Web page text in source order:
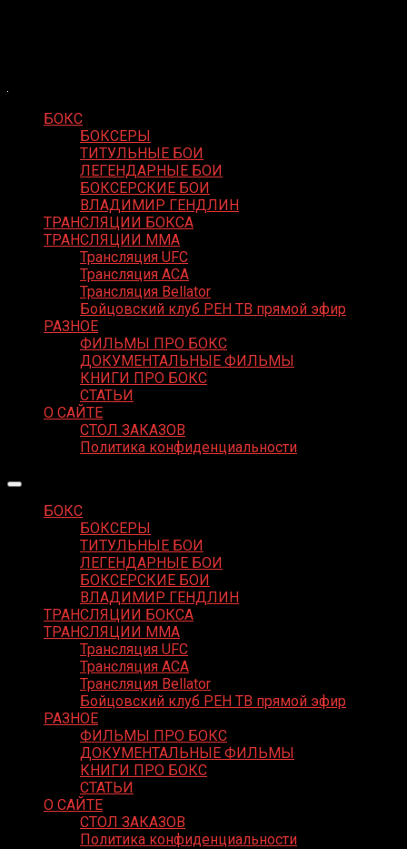
БОКС
БОКСЕРЫ
ТИТУЛЬНЫЕ БОИ
ЛЕГЕНДАРНЫЕ БОИ
БОКСЕРСКИЕ БОИ
ВЛАДИМИР ГЕНДЛИН
ТРАНСЛЯЦИИ БОКСА
ТРАНСЛЯЦИИ MMA
Трансляция UFC
Трансляция ACA
Трансляция Bellator
Бойцовский клуб РЕН ТВ прямой эфир
РАЗНОЕ
ФИЛЬМЫ ПРО БОКС
ДОКУМЕНТАЛЬНЫЕ ФИЛЬМЫ
КНИГИ ПРО БОКС
СТАТЬИ
О САЙТЕ
СТОЛ ЗАКАЗОВ
Политика конфиденциальности
БОКС
БОКСЕРЫ
ТИТУЛЬНЫЕ БОИ
ЛЕГЕНДАРНЫЕ БОИ
БОКСЕРСКИЕ БОИ
ВЛАДИМИР ГЕНДЛИН
ТРАНСЛЯЦИИ БОКСА
ТРАНСЛЯЦИИ MMA
Трансляция UFC
Трансляция ACA
Трансляция Bellator
Бойцовский клуб РЕН ТВ прямой эфир
РАЗНОЕ
ФИЛЬМЫ ПРО БОКС
ДОКУМЕНТАЛЬНЫЕ ФИЛЬМЫ
КНИГИ ПРО БОКС
СТАТЬИ
О САЙТЕ
СТОЛ ЗАКАЗОВ
Политика конфиденциальности